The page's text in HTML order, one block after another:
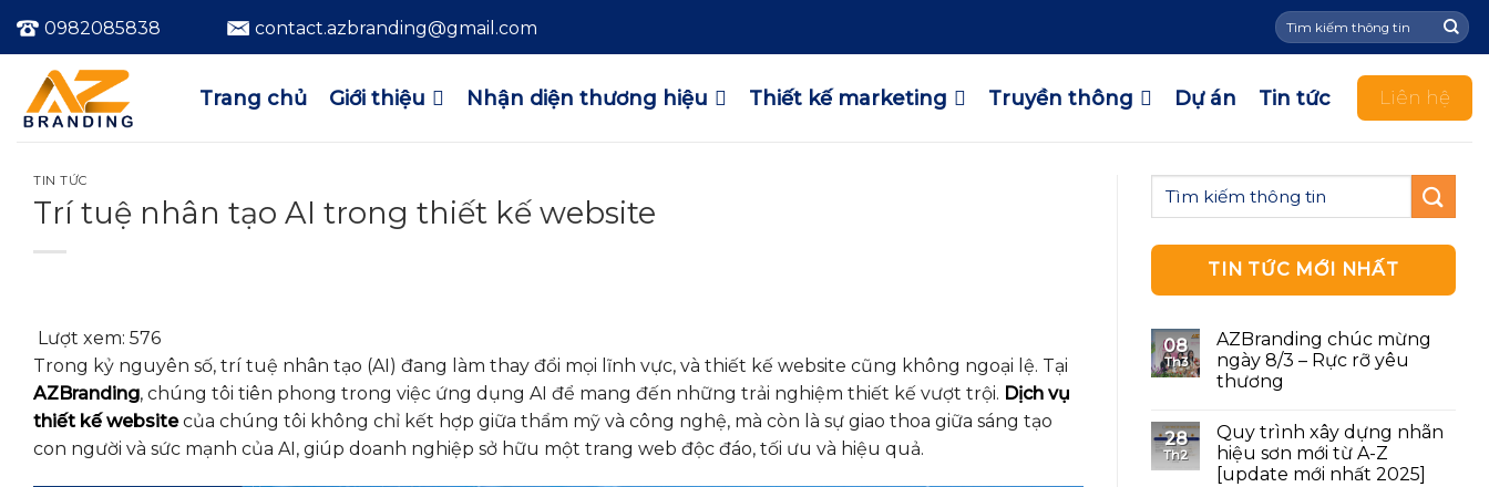
qua
dung
0982085838 contact.azbranding@gmail.com
Tìm
kiếm:
Trang chủ Giới thiệu Nhận diện thương hiệu Thiết kế marketing Truyền thông Dự án Tin tức Liên hệ
TIN TỨC
Trí tuệ nhân tạo AI trong thiết kế website
Lượt xem: 576
Trong kỷ nguyên số, trí tuệ nhân tạo (AI) đang làm thay đổi mọi lĩnh vực, và thiết kế website cũng không ngoại lệ. Tại
AZBranding, chúng tôi tiên phong trong việc ứng dụng AI để mang đến những trải nghiệm thiết kế vượt trội. Dịch vụ
thiết kế websitecủa chúng tôi không chỉ kết hợp giữa thẩm mỹ và công nghệ, mà còn là sự giao thoa giữa sáng tạo
con người và sức mạnh của AI, giúp doanh nghiệp sở hữu một trang web độc đáo, tối ưu và hiệu quả.
TIN TỨC MỚI NHẤT
08
Th3
AZBranding chúc mừng
ngày 8/3 – Rực rỡ yêu
thương
28
Th2
Quy trình xây dựng nhãn
hiệu sơn mới từ A-Z
[update mới nhất 2025]